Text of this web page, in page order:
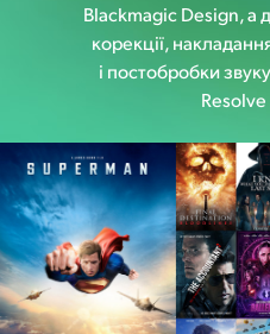
Blackmagic Design, а
корекції,
і постобробки